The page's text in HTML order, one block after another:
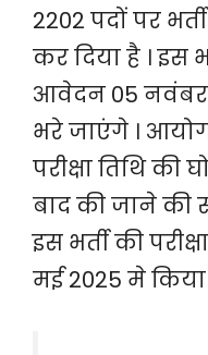
2202 पदों पर
कर दिया है । इस
आवेदन 05 नवंबर
भरे जाएंगे । आयोग
परीक्षा तिथि
बाद की जाने की
इस भर्ती की
मई 2025 मे